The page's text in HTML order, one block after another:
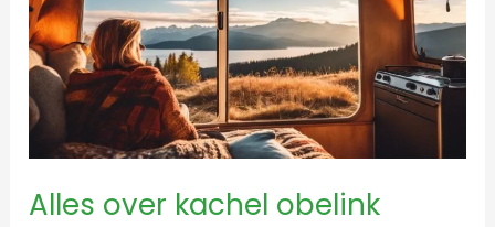
Alles over kachel obelink
obelink